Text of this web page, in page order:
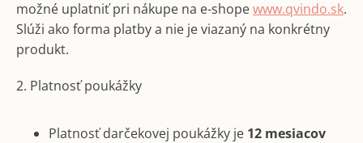
možné uplatniť pri nákupe na e-shopewww.qvindo.sk.
Slúži ako forma platby a nie je viazaný na konkrétny
produkt.
2. Platnosť poukážky
Platnosť darčekovej poukážky je 12 mesiacov